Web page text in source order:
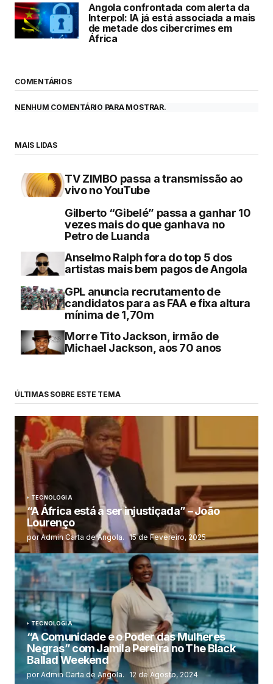
Angola confrontada com alerta da
Interpol: IA já está associada a mais
de metade dos cibercrimes em
África
COMENTÁRIOS
NENHUM COMENTÁRIO PARA MOSTRAR.
MAIS LIDAS
TV ZIMBO passa a transmissão ao
vivo no YouTube
Gilberto “Gibelé” passa a ganhar 10
vezes mais do que ganhava no
Petro de Luanda
Anselmo Ralph fora do top 5 dos
artistas mais bem pagos de Angola
GPL anuncia recrutamento de
candidatos para as FAA e fixa altura
mínima de 1,70m
Morre Tito Jackson, irmão de
Michael Jackson, aos 70 anos
ÚLTIMAS SOBRE ESTE TEMA
TECNOLOGIA
“A África está a ser injustiçada” – João
Lourenço
por Admin Carta de Angola. 15 de Fevereiro, 2025
TECNOLOGIA
“A Comunidade e o Poder das Mulheres
Negras” com Jamila Pereira no The Black
Ballad Weekend
por Admin Carta de Angola. 12 de Agosto, 2024